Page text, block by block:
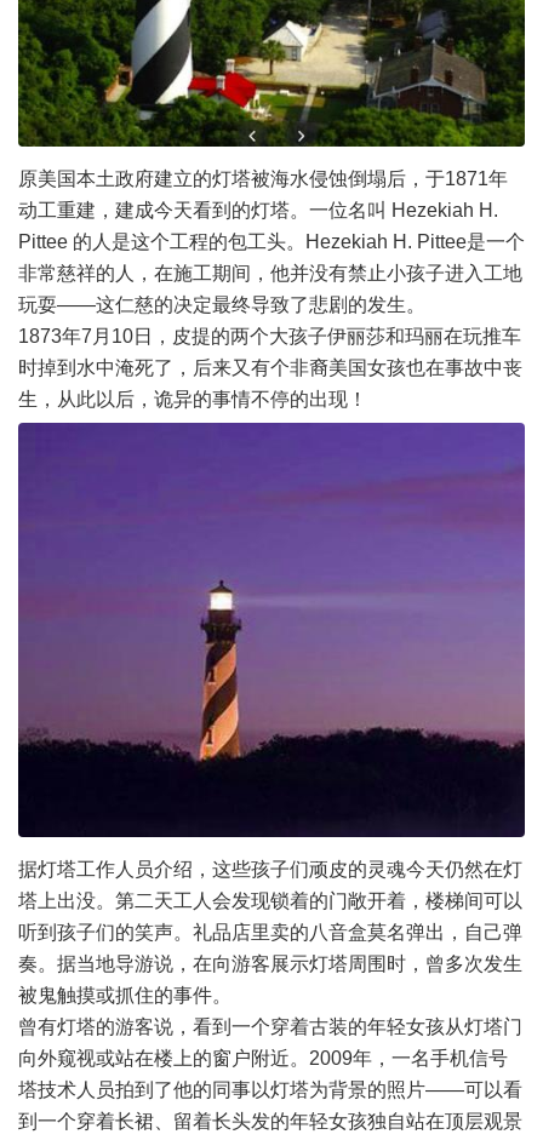
原美国本土政府建立的灯塔被海水侵蚀倒塌后，于1871年
动工重建，建成今天看到的灯塔。一位名叫 Hezekiah H.
Pittee 的人是这个工程的包工头。Hezekiah H. Pittee是一个
非常慈祥的人，在施工期间，他并没有禁止小孩子进入工地
玩耍——这仁慈的决定最终导致了悲剧的发生。
1873年7月10日，皮提的两个大孩子伊丽莎和玛丽在玩推车
时掉到水中淹死了，后来又有个非裔美国女孩也在事故中丧
生，从此以后，诡异的事情不停的出现！
据灯塔工作人员介绍，这些孩子们顽皮的灵魂今天仍然在灯
塔上出没。第二天工人会发现锁着的门敞开着，楼梯间可以
听到孩子们的笑声。礼品店里卖的八音盒莫名弹出，自己弹
奏。据当地导游说，在向游客展示灯塔周围时，曾多次发生
被鬼触摸或抓住的事件。
曾有灯塔的游客说，看到一个穿着古装的年轻女孩从灯塔门
向外窥视或站在楼上的窗户附近。2009年，一名手机信号
塔技术人员拍到了他的同事以灯塔为背景的照片——可以看
到一个穿着长裙、留着长头发的年轻女孩独自站在顶层观景